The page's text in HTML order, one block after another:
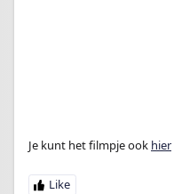
Je kunt het filmpje ook hier